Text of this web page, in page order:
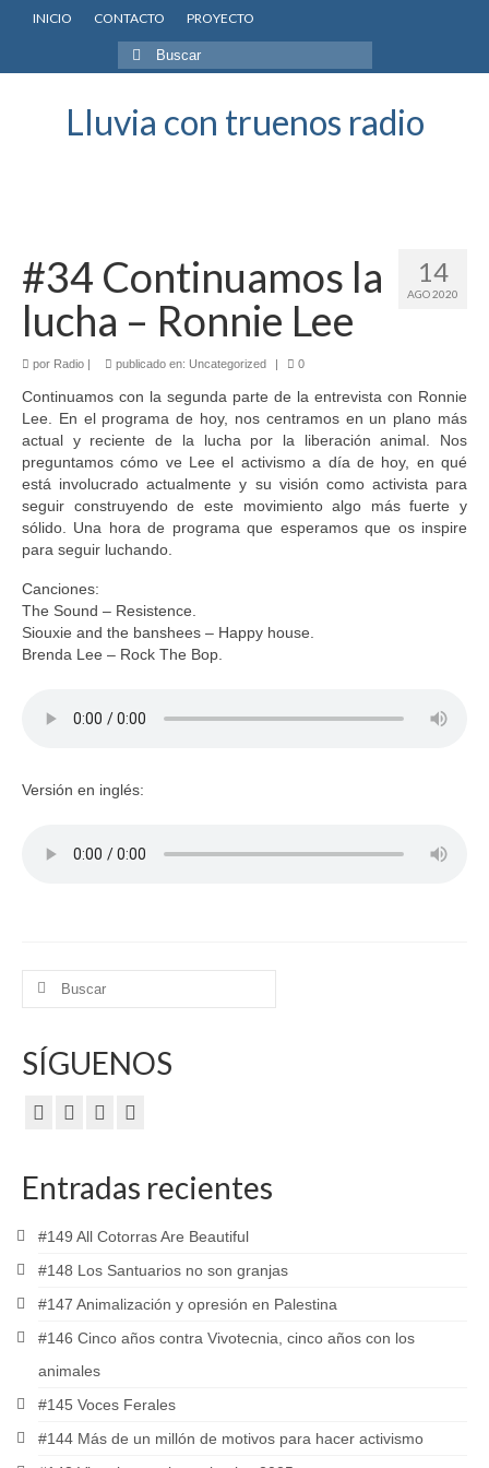
INICIO CONTACTO PROYECTO
Buscar
por:
Lluvia con truenos radio
14
AGO 2020
#34 Continuamos la
lucha – Ronnie Lee
por Radio | publicado en: Uncategorized | 0
Continuamos con la segunda parte de la entrevista con Ronnie
Lee. En el programa de hoy, nos centramos en un plano más
actual y reciente de la lucha por la liberación animal. Nos
preguntamos cómo ve Lee el activismo a día de hoy, en qué
está involucrado actualmente y su visión como activista para
seguir construyendo de este movimiento algo más fuerte y
sólido. Una hora de programa que esperamos que os inspire
para seguir luchando.
Canciones:
The Sound – Resistence.
Siouxie and the banshees – Happy house.
Brenda Lee – Rock The Bop.
Versión en inglés:
Buscar
SÍGUENOS
Entradas recientes
#149 All Cotorras Are Beautiful
#148 Los Santuarios no son granjas
#147 Animalización y opresión en Palestina
#146 Cinco años contra Vivotecnia, cinco años con los
animales
#145 Voces Ferales
#144 Más de un millón de motivos para hacer activismo